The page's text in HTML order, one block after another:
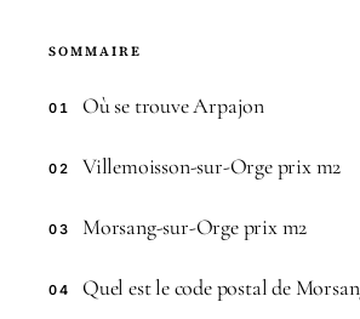
SOMMAIRE
01 Où se trouve Arpajon
02 Villemoisson-sur-Orge prix m2
03 Morsang-sur-Orge prix m2
04 Quel est le code postal de